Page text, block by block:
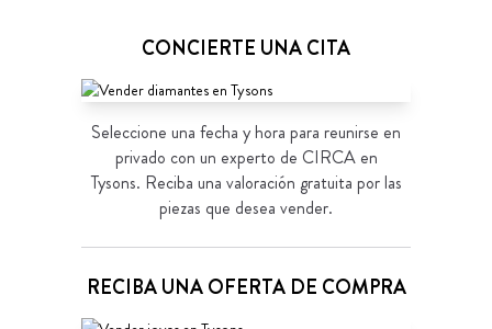
CONCIERTE UNA CITA
Seleccione una fecha y hora para reunirse en
privado con un experto de CIRCA en
Tysons. Reciba una valoración gratuita por las
piezas que desea vender.
RECIBA UNA OFERTA DE COMPRA